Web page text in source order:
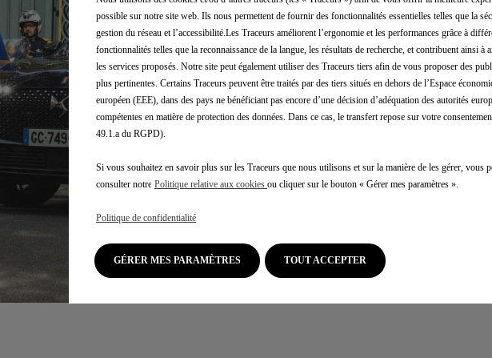
possible sur notre site web. Ils nous permettent de fournir des fonctionnalités essentielles telles que la
gestion du réseau et l’accessibilité.Les Traceurs améliorent l’ergonomie et les performances grâce à
fonctionnalités telles que la reconnaissance de la langue, les résultats de recherche, et contribuent ainsi à
les services proposés. Notre site peut également utiliser des Traceurs tiers afin de vous proposer des
plus pertinentes. Certains Traceurs peuvent être traités par des tiers situés en dehors de l’Espace
européen (EEE), dans des pays ne bénéficiant pas encore d’une décision d’adéquation des autorités
compétentes en matière de protection des données. Dans ce cas, le transfert repose sur votre
49.1.a du RGPD).
Si vous souhaitez en savoir plus sur les Traceurs que nous utilisons et sur la manière de les gérer, vous
consulter notre Politique relative aux cookies ou cliquer sur le bouton « Gérer mes paramètres ».
Politique de confidentialité
GÉRER MES PARAMÈTRES TOUT ACCEPTER